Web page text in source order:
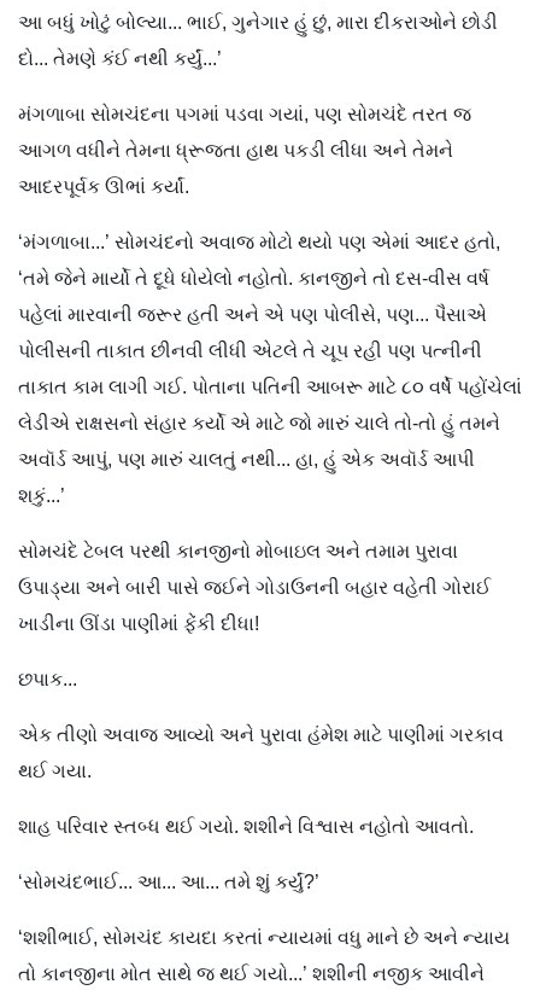
આ બધું ખોટું બોલ્યા... ભાઈ, ગુનેગાર હું છું, મારા દીકરાઓને છોડી
દો... તેમણે કંઈ નથી કર્યું...’
મંગળાબા સોમચંદના પગમાં પડવા ગયાં, પણ સોમચંદે તરત જ
આગળ વધીને તેમના ધ્રૂજતા હાથ પકડી લીધા અને તેમને
આદરપૂર્વક ઊભાં કર્યાં.
‘મંગળાબા...’ સોમચંદનો અવાજ મોટો થયો પણ એમાં આદર હતો,
‘તમે જેને માર્યો તે દૂધે ધોયેલો નહોતો. કાનજીને તો દસ-વીસ વર્ષ
પહેલાં મારવાની જરૂર હતી અને એ પણ પોલીસે, પણ... પૈસાએ
પોલીસની તાકાત છીનવી લીધી એટલે તે ચૂપ રહી પણ પત્નીની
તાકાત કામ લાગી ગઈ. પોતાના પતિની આબરૂ માટે ૮૦ વર્ષે પહોંચેલાં
લેડીએ રાક્ષસનો સંહાર કર્યો એ માટે જો મારું ચાલે તો-તો હું તમને
અવૉર્ડ આપું, પણ મારું ચાલતું નથી... હા, હું એક અવૉર્ડ આપી
શકું...’
સોમચંદે ટેબલ પરથી કાનજીનો મોબાઇલ અને તમામ પુરાવા
ઉપાડ્યા અને બારી પાસે જઈને ગોડાઉનની બહાર વહેતી ગોરાઈ
ખાડીના ઊંડા પાણીમાં ફેંકી દીધા!
છપાક...
એક તીણો અવાજ આવ્યો અને પુરાવા હંમેશ માટે પાણીમાં ગરકાવ
થઈ ગયા.
શાહ પરિવાર સ્તબ્ધ થઈ ગયો. શશીને વિશ્વાસ નહોતો આવતો.
‘સોમચંદભાઈ... આ... આ... તમે શું કર્યું?’
‘શશીભાઈ, સોમચંદ કાયદા કરતાં ન્યાયમાં વધુ માને છે અને ન્યાય
તો કાનજીના મોત સાથે જ થઈ ગયો...’ શશીની નજીક આવીને